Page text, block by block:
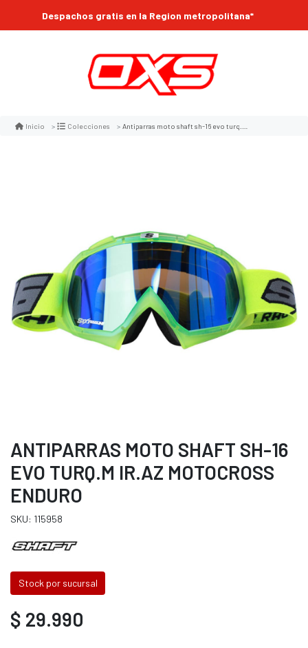
Despachos gratis en la Region metropolitana*
Inicio Colecciones Antiparras moto shaft sh-16 evo turq.m ir.az motocross enduro
ANTIPARRAS MOTO SHAFT SH-16
EVO TURQ.M IR.AZ MOTOCROSS
ENDURO
SKU: 115958
Stock por sucursal
$ 29.990